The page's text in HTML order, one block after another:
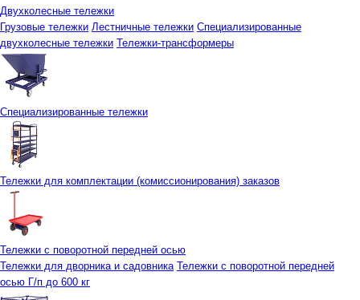
Двухколесные тележки
Грузовые тележки Лестничные тележки Специализированные
двухколесные тележки Тележки-трансформеры
Специализированные тележки
Тележки для комплектации (комиссионирования) заказов
Тележки с поворотной передней осью
Тележки для дворника и садовника Тележки с поворотной передней
осью Г/п до 600 кг